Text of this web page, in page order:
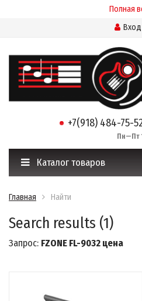
Полная
Вход
+7(918) 484-75-
Пн—Пт
Каталог товаров
Главная Найти
Search results (1)
Запрос: FZONE FL-9032 цена